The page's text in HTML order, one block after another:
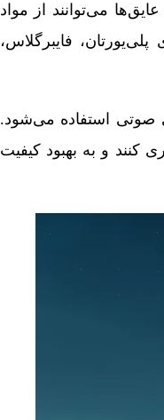
می‌توانند از مواد
فایبرگلاس،
صوتی استفاده می‌شود.
کنند و به بهبود کیفیت